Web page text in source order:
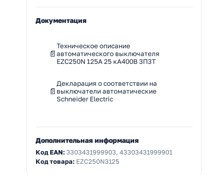
Документация
Техническое описание
автоматического выключателя
EZC250N 125A 25 кА400В 3П3Т
Декларация о соответствии на
выключатели автоматические
Schneider Electric
Дополнительная информация
Код EAN:3303431999903, 43303431999901
Код товара: EZC250N3125